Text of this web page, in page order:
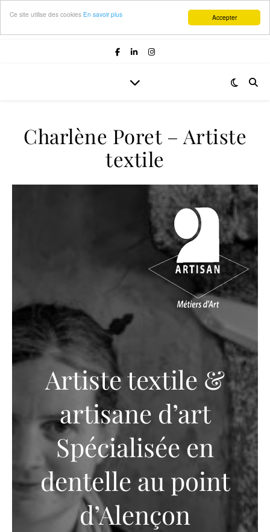
Accepter
Ce site utilise des cookies En savoir plus
Charlène Poret – Artiste
textile
Artiste textile &
artisane d’art
Spécialisée en
dentelle au point
d’Alençon